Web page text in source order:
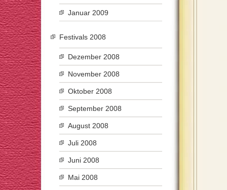
Januar 2009
Festivals 2008
Dezember 2008
November 2008
Oktober 2008
September 2008
August 2008
Juli 2008
Juni 2008
Mai 2008